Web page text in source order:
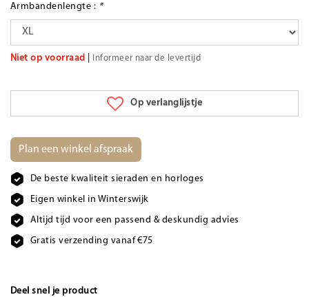
Armbandenlengte : *
Niet op voorraad Informeer naar de levertijd
Op verlanglijstje
Plan een winkel afspraak
De beste kwaliteit sieraden en horloges
Eigen winkel in Winterswijk
Altijd tijd voor een passend & deskundig advies
Gratis verzending vanaf €75
Deel snel je product